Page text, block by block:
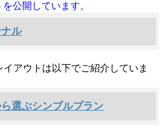
公開しています。
ル
アウトは以下でご紹介していま
選ぶシンプルプラン